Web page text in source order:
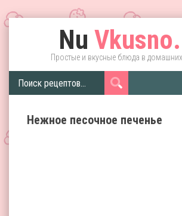
Nu
Простые и вкусные блюда в
Нежное песочное печенье